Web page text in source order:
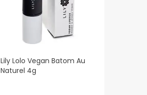
Lily Lolo Vegan Batom Au
Naturel 4g